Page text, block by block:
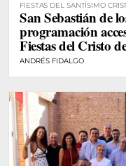
FIESTAS DEL SANTÍSIMO
San Sebastián de
programación
Fiestas del Cristo
ANDRÉS FIDALGO